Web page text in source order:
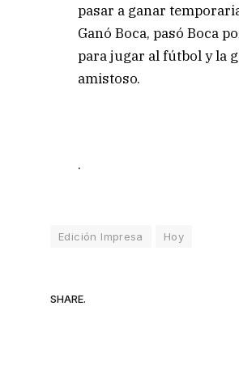
pasar a ganar
Ganó Boca, pasó Boca
para jugar al fútbol y la
amistoso.
.
Edición Impresa Hoy
SHARE.